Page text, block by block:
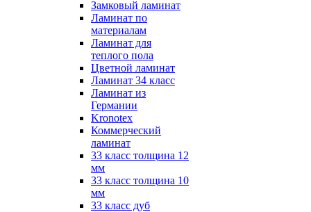
Замковый ламинат
Ламинат по
материалам
Ламинат для
теплого пола
Цветной ламинат
Ламинат 34 класс
Ламинат из
Германии
Kronotex
Коммерческий
ламинат
33 класс толщина 12
мм
33 класс толщина 10
мм
33 класс дуб